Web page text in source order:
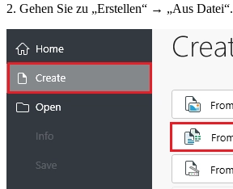
2. Gehen Sie zu „Erstellen“ → „Aus Datei“.